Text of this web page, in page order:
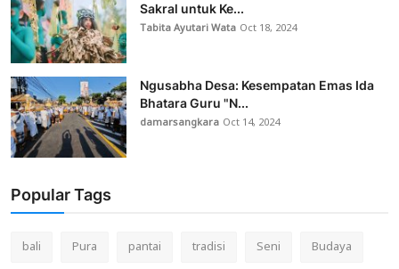
Sakral untuk Ke...
Tabita Ayutari Wata Oct 18, 2024
Ngusabha Desa: Kesempatan Emas Ida
Bhatara Guru "N...
damarsangkara Oct 14, 2024
Popular Tags
bali Pura pantai tradisi Seni
Budaya